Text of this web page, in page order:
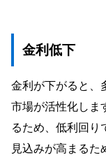
金利低下
金利が下がると、
市場が活性化しま
るため、低利回り
見込みが高まるた